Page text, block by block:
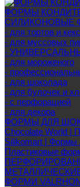
ФОРМЫ
СИЛИКОНОВЫЕ
- для тортов и
- для муссовых
-
- для мороженого
-
- для шоколада
- для булочек и
- с перфорацией
- для декора
ФОРМЫ ДЛЯ
Chocolate World |
Silikomart | Формы
Пластиковые
ФОРМИ